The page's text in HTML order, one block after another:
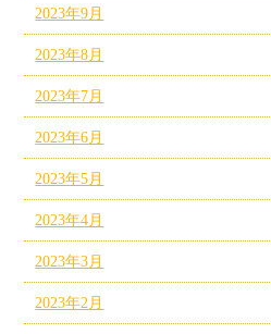
2023年9月
2023年8月
2023年7月
2023年6月
2023年5月
2023年4月
2023年3月
2023年2月